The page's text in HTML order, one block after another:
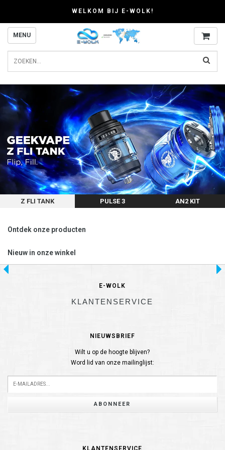
WELKOM BIJ E-WOLK!
MENU
Z FLI TANK PULSE 3 AN2 KIT
Ontdek onze producten
Nieuw in onze winkel
E-WOLK
KLANTENSERVICE
NIEUWSBRIEF
Wilt u op de hoogte blijven?
Word lid van onze mailinglijst:
ABONNEER
KLANTENSERVICE